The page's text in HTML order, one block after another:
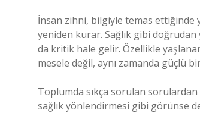
İnsan zihni, bilgiyle temas ettiğinde
yeniden kurar. Sağlık gibi
da kritik hale gelir. Özellikle
mesele değil, aynı zamanda güçlü
Toplumda sıkça sorulan
sağlık yönlendirmesi gibi görünse